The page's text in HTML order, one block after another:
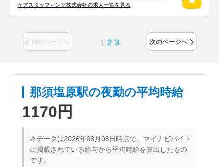
ケアスタッフィング株式会社の求人一覧を見る
前のページへ 1 2 3 次のページへ
那須塩原駅の夜勤の平均時給
1170円
本データは2026年08月08日時点で、マイナビバイト
に掲載されている給与から平均時給を算出したもの
です。